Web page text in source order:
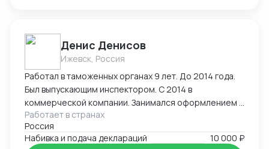
Денис Денисов
Ижевск, Россия
Работал в таможенных органах 9 лет. До 2014 года.
Был выпускающим инспектором. С 2014 в
коммерческой компании. Занимался оформлением и
выпуском деклараций. Досмотры, оформление
разрешительных документов, корректировки ДТ
после выпуска товара, КТС. Широкий перечень
Работает в странах
Россия
Набивка и подача деклараций
10 000 ₽